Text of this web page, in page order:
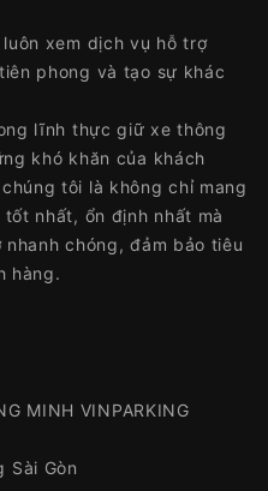
xem dịch vụ hỗ trợ
phong và tạo sự khác
lĩnh thực giữ xe thông
khó khăn của khách
tôi là không chỉ mang
nhất, ổn định nhất mà
chóng, đảm bảo tiêu
hàng.
MINH VINPARKING
Sài Gòn